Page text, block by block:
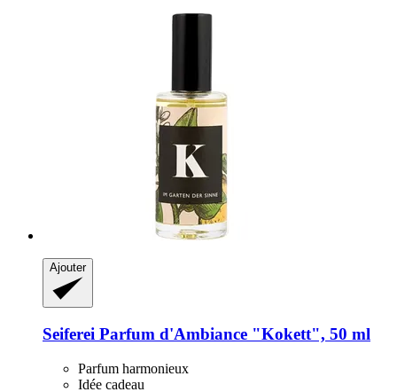
Ajouter
Seiferei Parfum d'Ambiance "Kokett", 50 ml
Parfum harmonieux
Idée cadeau